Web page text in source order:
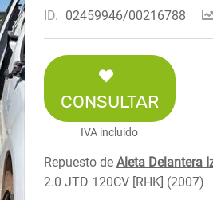
ID. 02459946/00216788
CONSULTAR
IVA incluido
Repuesto de Aleta Delantera
2.0 JTD 120CV [RHK] (2007)